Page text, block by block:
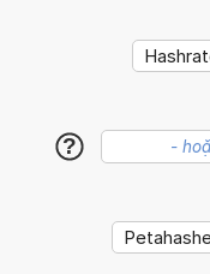
?